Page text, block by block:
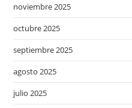
noviembre 2025
octubre 2025
septiembre 2025
agosto 2025
julio 2025